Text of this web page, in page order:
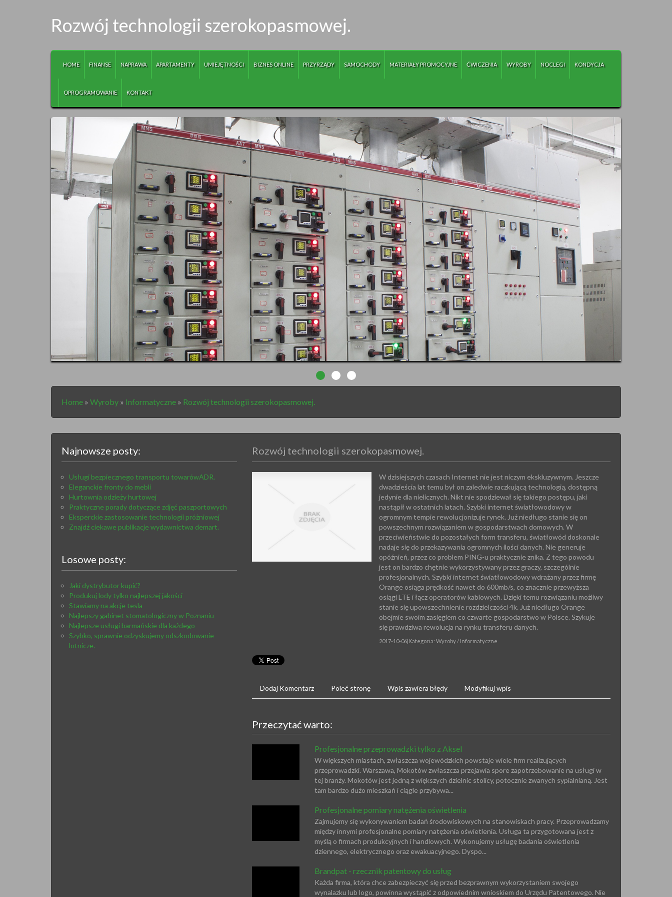
Rozwój technologii szerokopasmowej.
HOME FINANSE NAPRAWA APARTAMENTY UMIEJĘTNOŚCI BIZNES ONLINE PRZYRZĄDY SAMOCHODY MATERIAŁY PROMOCYJNE ĆWICZENIA WYROBY NOCLEGI KONDYCJA
OPROGRAMOWANIE KONTAKT
Home » Wyroby » Informatyczne » Rozwój technologii szerokopasmowej.
Najnowsze posty:
Usługi bezpiecznego transportu towarówADR.
Eleganckie fronty do mebli
Hurtownia odzieży hurtowej
Praktyczne porady dotyczące zdjęć paszportowych
Eksperckie zastosowanie technologii próżniowej
Znajdź ciekawe publikacje wydawnictwa demart.
Losowe posty:
Jaki dystrybutor kupić?
Produkuj lody tylko najlepszej jakości
Stawiamy na akcje tesla
Najlepszy gabinet stomatologiczny w Poznaniu
Najlepsze usługi barmańskie dla każdego
Szybko, sprawnie odzyskujemy odszkodowanie
lotnicze.
Rozwój technologii szerokopasmowej.
W dzisiejszych czasach Internet nie jest niczym ekskluzywnym. Jeszcze
dwadzieścia lat temu był on zaledwie raczkującą technologią, dostępną
jedynie dla nielicznych. Nikt nie spodziewał się takiego postępu, jaki
nastąpił w ostatnich latach. Szybki internet światłowodowy w
ogromnym tempie rewolucjonizuje rynek. Już niedługo stanie się on
powszechnym rozwiązaniem w gospodarstwach domowych. W
przeciwieństwie do pozostałych form transferu, światłowód doskonale
nadaje się do przekazywania ogromnych ilości danych. Nie generuje
opóźnień, przez co problem PING-u praktycznie znika. Z tego powodu
jest on bardzo chętnie wykorzystywany przez graczy, szczególnie
profesjonalnych. Szybki internet światłowodowy wdrażany przez firmę
Orange osiąga prędkość nawet do 600mb/s, co znacznie przewyższa
osiągi LTE i łącz operatorów kablowych. Dzięki temu rozwiązaniu możliwy
stanie się upowszechnienie rozdzielczości 4k. Już niedługo Orange
obejmie swoim zasięgiem co czwarte gospodarstwo w Polsce. Szykuje
się prawdziwa rewolucja na rynku transferu danych.
2017-10-06|Kategoria: Wyroby / Informatyczne
Dodaj Komentarz Poleć stronę Wpis zawiera błędy Modyfikuj wpis
Przeczytać warto:
Profesjonalne przeprowadzki tylko z Aksel
W większych miastach, zwłaszcza wojewódzkich powstaje wiele firm realizujących
przeprowadzki. Warszawa, Mokotów zwłaszcza przejawia spore zapotrzebowanie na usługi w
tej branży. Mokotów jest jedną z większych dzielnic stolicy, potocznie zwanych sypialnianą. Jest
tam bardzo dużo mieszkań i ciągle przybywa...
Profesjonalne pomiary natężenia oświetlenia
Zajmujemy się wykonywaniem badań środowiskowych na stanowiskach pracy. Przeprowadzamy
między innymi profesjonalne pomiary natężenia oświetlenia. Usługa ta przygotowana jest z
myślą o firmach produkcyjnych i handlowych. Wykonujemy usługę badania oświetlenia
dziennego, elektrycznego oraz ewakuacyjnego. Dyspo...
Brandpat - rzecznik patentowy do usług
Każda firma, która chce zabezpieczyć się przed bezprawnym wykorzystaniem swojego
wynalazku lub logo, powinna wystąpić z odpowiednim wnioskiem do Urzędu Patentowego. Nie